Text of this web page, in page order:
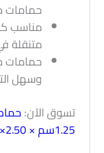
حمامات
مناسب
متنقلة
حمامات
وسهل
تسوق الآن:
1.25سم × 2.50×2.30